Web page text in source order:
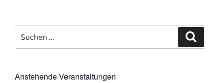
nach:
Anstehende Veranstaltungen